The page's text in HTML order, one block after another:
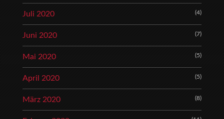
Juli 2020 (4)
Juni 2020 (7)
Mai 2020 (5)
April 2020 (5)
März 2020 (8)